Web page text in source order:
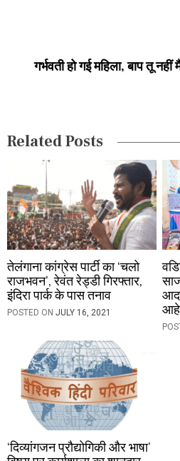
o
गर्भवती हो गई महिला, बाप तू
Related Posts
तेलंगाना कांग्रेस पार्टी का ‘चलो
राजभवन’, रेवंत रेड्डी गिरफ्तार,
इंदिरा पार्क के पास तनाव
POSTED ON JULY 16, 2021
‘दिव्यांगजन प्रौद्योगिकी और भाषा’